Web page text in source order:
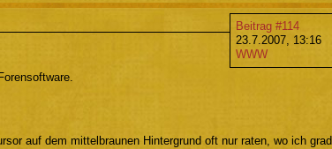
Beitrag #114
23.7.2007, 13:16
WWW
auf dem mittelbraunen Hintergrund oft nur raten, wo ich grad